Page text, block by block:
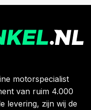
motorspecialist
van ruim 4.000
levering, zijn wij de